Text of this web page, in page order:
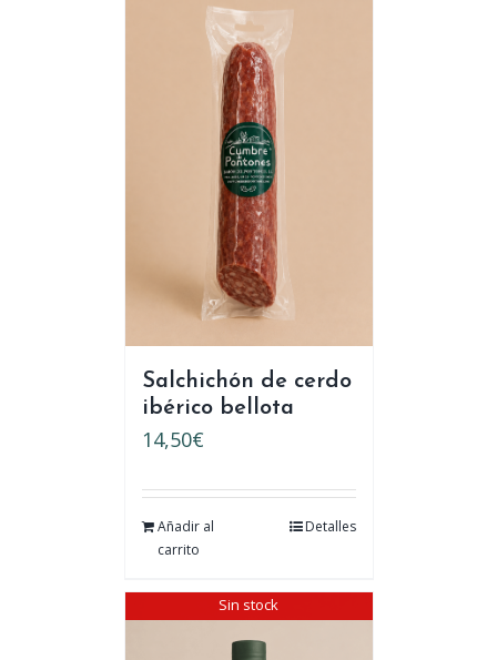
Salchichón de cerdo
ibérico bellota
14,50€
Añadir al
carrito
Detalles
Sin stock